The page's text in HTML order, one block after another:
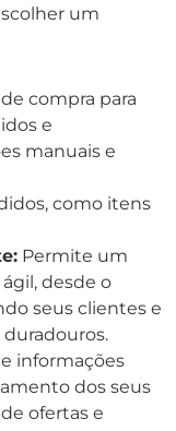
um
compra para
e
manuais e
como itens
Permite um
desde o
seus clientes e
informações
dos seus
ofertas e